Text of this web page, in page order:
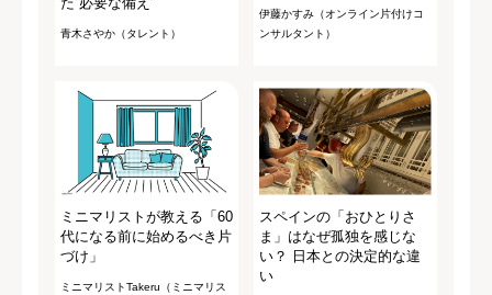
青木さやか（タレント）
伊藤かすみ（オンライン片付けコ
ンサルタント）
ミニマリストが教える「60
代になる前に始めるべき片
づけ」
ミニマリストTakeru（ミニマリス
スペインの「おひとりさ
ま」はなぜ孤独を感じな
い？ 日本との決定的な違
い